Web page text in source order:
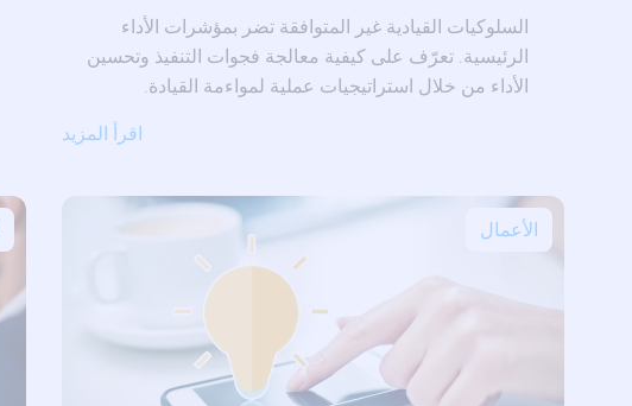
السلوكيات القيادية غير المتوافقة تضر بمؤشرات الأداء
الرئيسية. تعرّف على كيفية معالجة فجوات التنفيذ وتحسين
الأداء من خلال استراتيجيات عملية لمواءمة القيادة.
اقرأ المزيد
الأعمال